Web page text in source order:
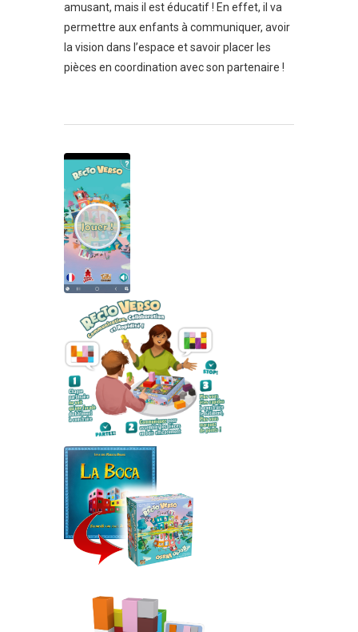
amusant, mais il est éducatif ! En effet, il va
permettre aux enfants à communiquer, avoir
la vision dans l’espace et savoir placer les
pièces en coordination avec son partenaire !